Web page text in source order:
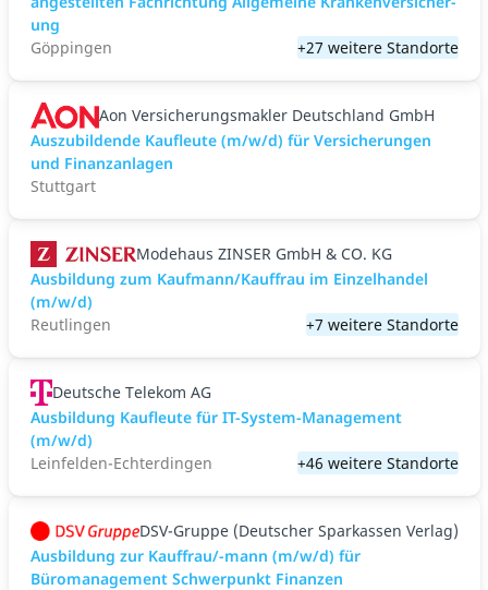
ung
Göppingen
+27 weitere Standorte
Aon Versicherungsmakler Deutschland GmbH
Auszubildende Kaufleute (m/w/d) für Versicherungen
und Finanzanlagen
Stuttgart
Modehaus ZINSER GmbH & CO. KG
Ausbildung zum Kaufmann/Kauffrau im Einzelhandel
(m/w/d)
Reutlingen
+7 weitere Standorte
Deutsche Telekom AG
Ausbildung Kaufleute für IT-System-Management
(m/w/d)
Leinfelden-Echterdingen
+46 weitere Standorte
DSV-Gruppe (Deutscher Sparkassen Verlag)
Ausbildung zur Kauffrau/-mann (m/w/d) für
Büromanagement Schwerpunkt Finanzen